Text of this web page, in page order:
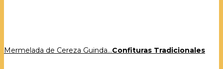
Mermelada de Cereza Guinda...Confituras Tradicionales